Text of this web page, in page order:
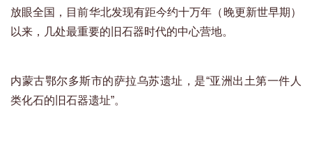
放眼全国，目前华北发现有距今约十万年（晚更新世早期）
以来，几处最重要的旧石器时代的中心营地。
内蒙古鄂尔多斯市的萨拉乌苏遗址，是“亚洲出土第一件人
类化石的旧石器遗址”。